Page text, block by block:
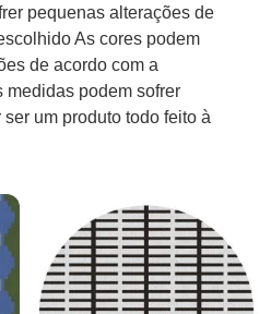
pequenas alterações de
As cores podem
de acordo com a
medidas podem sofrer
um produto todo feito à